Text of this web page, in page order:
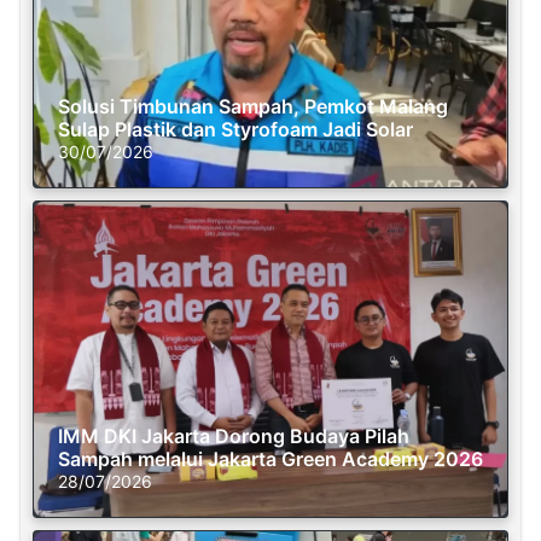
Solusi Timbunan Sampah, Pemkot Malang
Sulap Plastik dan Styrofoam Jadi Solar
30/07/2026
IMM DKI Jakarta Dorong Budaya Pilah
Sampah melalui Jakarta Green Academy 2026
28/07/2026